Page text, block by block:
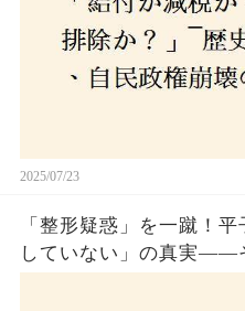
2025/07/23
「整形疑惑」を一蹴！
していない」の真実——